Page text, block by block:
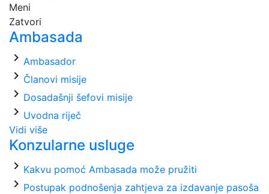
Meni
Zatvori
Ambasada
chevron_right Ambasador
chevron_right Članovi misije
chevron_right Dosadašnji šefovi misije
chevron_right Uvodna riječ
Vidi više
Konzularne usluge
chevron_right Kakvu pomoć Ambasada može pružiti
chevron_right Postupak podnošenja zahtjeva za izdavanje pasoša